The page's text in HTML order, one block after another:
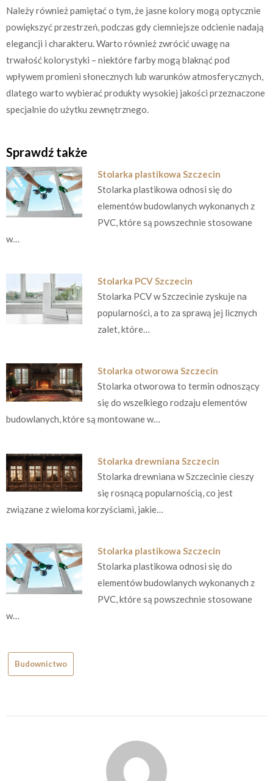
Należy również pamiętać o tym, że jasne kolory mogą optycznie
powiększyć przestrzeń, podczas gdy ciemniejsze odcienie nadają
elegancji i charakteru. Warto również zwrócić uwagę na
trwałość kolorystyki – niektóre farby mogą blaknąć pod
wpływem promieni słonecznych lub warunków atmosferycznych,
dlatego warto wybierać produkty wysokiej jakości przeznaczone
specjalnie do użytku zewnętrznego.
Sprawdź także
Stolarka plastikowa Szczecin
Stolarka plastikowa odnosi się do
elementów budowlanych wykonanych z
PVC, które są powszechnie stosowane
w…
Stolarka PCV Szczecin
Stolarka PCV w Szczecinie zyskuje na
popularności, a to za sprawą jej licznych
zalet, które…
Stolarka otworowa Szczecin
Stolarka otworowa to termin odnoszący
się do wszelkiego rodzaju elementów
budowlanych, które są montowane w…
Stolarka drewniana Szczecin
Stolarka drewniana w Szczecinie cieszy
się rosnącą popularnością, co jest
związane z wieloma korzyściami, jakie…
Stolarka plastikowa Szczecin
Stolarka plastikowa odnosi się do
elementów budowlanych wykonanych z
PVC, które są powszechnie stosowane
w…
Budownictwo